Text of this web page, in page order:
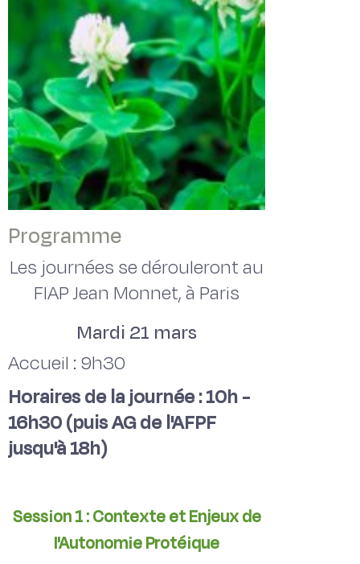
Programme
Les journées se dérouleront au
FIAP Jean Monnet, à Paris
Mardi 21 mars
Accueil : 9h30
Horaires de la journée : 10h -
16h30 (puis AG de l'AFPF
jusqu'à 18h)
Session 1 : Contexte et Enjeux de
l'Autonomie Protéique